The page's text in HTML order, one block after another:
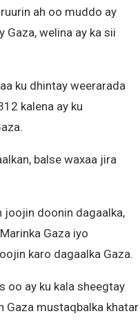
ah oo muddo ay
Gaza, welina ay ka sii
ku dhintay weerarada
kalena ay ku
balse waxaa jira
joojin doonin dagaalka,
Gaza iyo
karo dagaalka Gaza.
oo ay ku kala sheegtay
Gaza mustaqbalka khatar